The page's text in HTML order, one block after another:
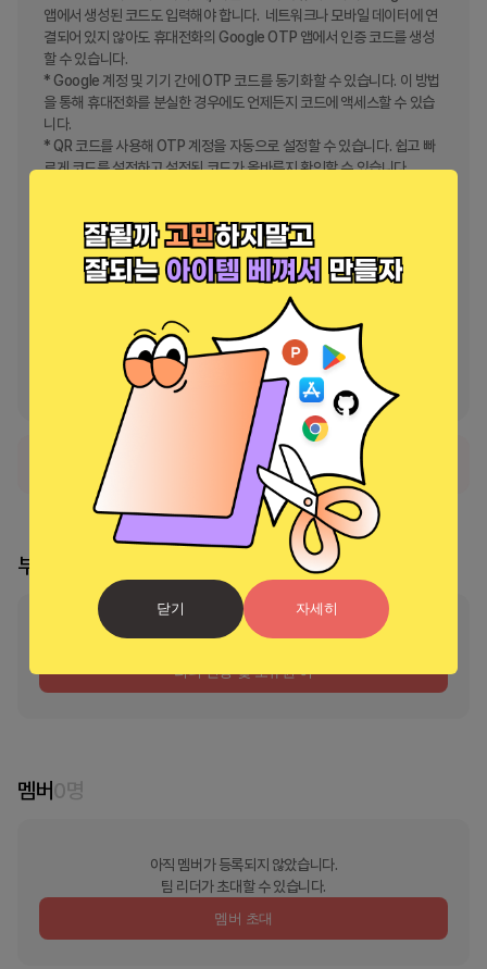
닫기 자세히
앱에서 생성된 코드도 입력해야 합니다.  네트워크나 모바일 데이터에 연
결되어 있지 않아도 휴대전화의 Google OTP 앱에서 인증 코드를 생성
할 수 있습니다.
* Google 계정 및 기기 간에 OTP 코드를 동기화할 수 있습니다. 이 방법
을 통해 휴대전화를 분실한 경우에도 언제든지 코드에 액세스할 수 있습
니다.
* QR 코드를 사용해 OTP 계정을 자동으로 설정할 수 있습니다. 쉽고 빠
르게 코드를 설정하고 설정된 코드가 올바른지 확인할 수 있습니다.
* 시간 기반 및 카운터 기반 코드 생성을 지원합니다. 지금 가장 필요한 코
드 생성 유형을 선택할 수 있습니다.
* QR 코드를 사용하여 기기 간에 계정을 이전할 수 있습니다. 이렇게 하
면 계정을 새 기기로 간편하게 이전할 수 있습니다.
* Google에서 Google OTP를 사용하려면 Google 계정에 2단계 인증
을 사용 설정해야 합니다. 시작하려면
http://www.google.com/2step으로 이동하세요.  필수 접근권한 안
내: 카메라: QR 코드를 사용하여 계정을 추가하는 데 필요합니다.
정식 서비스로 출시되었습니다.
부스 리더
부스의 리더가 지정되지 않았습니다
리더 신청 및 소유권 이
멤버0명
아직 멤버가 등록되지 않았습니다.
팀 리더가 초대할 수 있습니다.
멤버 초대